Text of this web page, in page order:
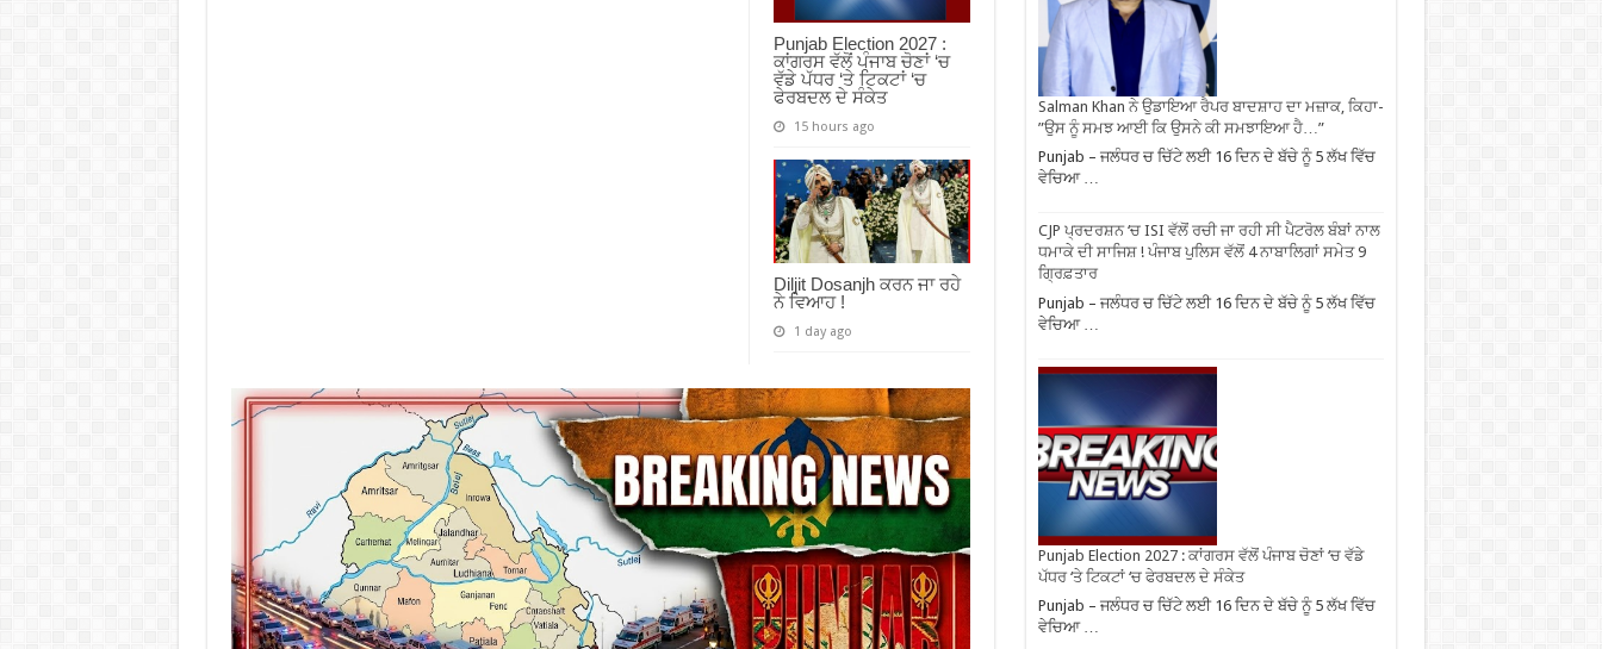
Punjab Election 2027 :
ਕਾਂਗਰਸ ਵੱਲੋਂ ਪੰਜਾਬ ਚੋਣਾਂ ‘ਚ
ਵੱਡੇ ਪੱਧਰ ‘ਤੇ ਟਿਕਟਾਂ ‘ਚ
ਫੇਰਬਦਲ ਦੇ ਸੰਕੇਤ
15 hours ago
Diljit Dosanjh ਕਰਨ ਜਾ ਰਹੇ
ਨੇ ਵਿਆਹ !
1 day ago
Salman Khan ਨੇ ਉਡਾਇਆ ਰੈਪਰ ਬਾਦਸ਼ਾਹ ਦਾ ਮਜ਼ਾਕ, ਕਿਹਾ-
”ਉਸ ਨੂੰ ਸਮਝ ਆਈ ਕਿ ਉਸਨੇ ਕੀ ਸਮਝਾਇਆ ਹੈ…”
Punjab – ਜਲੰਧਰ ਚ ਚਿੱਟੇ ਲਈ 16 ਦਿਨ ਦੇ ਬੱਚੇ ਨੂੰ 5 ਲੱਖ ਵਿੱਚ
ਵੇਚਿਆ …
CJP ਪ੍ਰਦਰਸ਼ਨ ‘ਚ ISI ਵੱਲੋਂ ਰਚੀ ਜਾ ਰਹੀ ਸੀ ਪੈਟਰੋਲ ਬੰਬਾਂ ਨਾਲ
ਧਮਾਕੇ ਦੀ ਸਾਜਿਸ਼ ! ਪੰਜਾਬ ਪੁਲਿਸ ਵੱਲੋਂ 4 ਨਾਬਾਲਿਗਾਂ ਸਮੇਤ 9
ਗ੍ਰਿਫ਼ਤਾਰ
Punjab – ਜਲੰਧਰ ਚ ਚਿੱਟੇ ਲਈ 16 ਦਿਨ ਦੇ ਬੱਚੇ ਨੂੰ 5 ਲੱਖ ਵਿੱਚ
ਵੇਚਿਆ …
Punjab Election 2027 : ਕਾਂਗਰਸ ਵੱਲੋਂ ਪੰਜਾਬ ਚੋਣਾਂ ‘ਚ ਵੱਡੇ
ਪੱਧਰ ‘ਤੇ ਟਿਕਟਾਂ ‘ਚ ਫੇਰਬਦਲ ਦੇ ਸੰਕੇਤ
Punjab – ਜਲੰਧਰ ਚ ਚਿੱਟੇ ਲਈ 16 ਦਿਨ ਦੇ ਬੱਚੇ ਨੂੰ 5 ਲੱਖ ਵਿੱਚ
ਵੇਚਿਆ …